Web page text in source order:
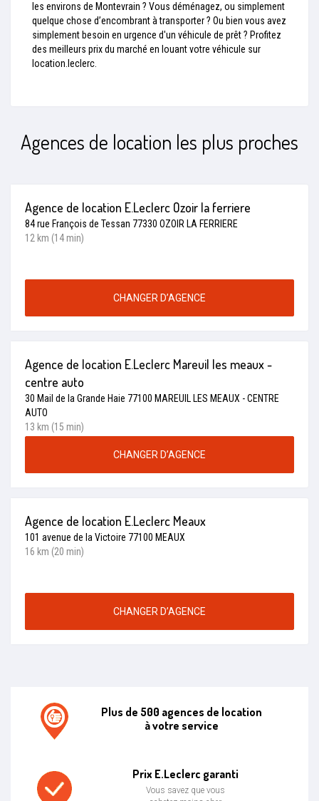
les environs de Montevrain ? Vous déménagez, ou simplement
quelque chose d’encombrant à transporter ? Ou bien vous avez
simplement besoin en urgence d'un véhicule de prêt ? Profitez
des meilleurs prix du marché en louant votre véhicule sur
location.leclerc.
Agences de location les plus proches
Agence de location E.Leclerc Ozoir la ferriere
84 rue François de Tessan 77330 OZOIR LA FERRIERE
12 km (14 min)
CHANGER D’AGENCE
Agence de location E.Leclerc Mareuil les meaux -
centre auto
30 Mail de la Grande Haie 77100 MAREUIL LES MEAUX - CENTRE
AUTO
13 km (15 min)
CHANGER D’AGENCE
Agence de location E.Leclerc Meaux
101 avenue de la Victoire 77100 MEAUX
16 km (20 min)
CHANGER D’AGENCE
Plus de 500 agences de location
à votre service
Prix E.Leclerc garanti
Vous savez que vous